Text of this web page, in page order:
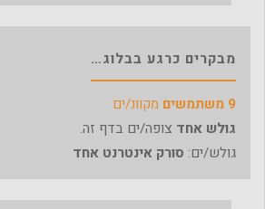
מבקרים כרגע בבלוג…
9 משתמשים
מקוונ/ים
גולש אחד צופה/ים בדף זה.
גולש/ים: סורק אינטרנט אחד